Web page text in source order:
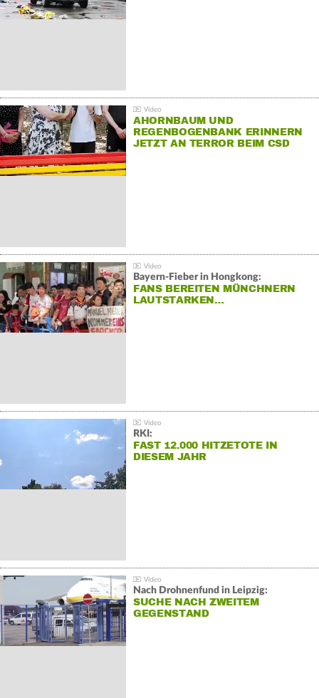
AHORNBAUM UND
REGENBOGENBANK ERINNERN
JETZT AN TERROR BEIM CSD
Bayern-Fieber in Hongkong:
FANS BEREITEN MÜNCHNERN
LAUTSTARKEN…
RKI:
FAST 12.000 HITZETOTE IN
DIESEM JAHR
Nach Drohnenfund in Leipzig:
SUCHE NACH ZWEITEM
GEGENSTAND